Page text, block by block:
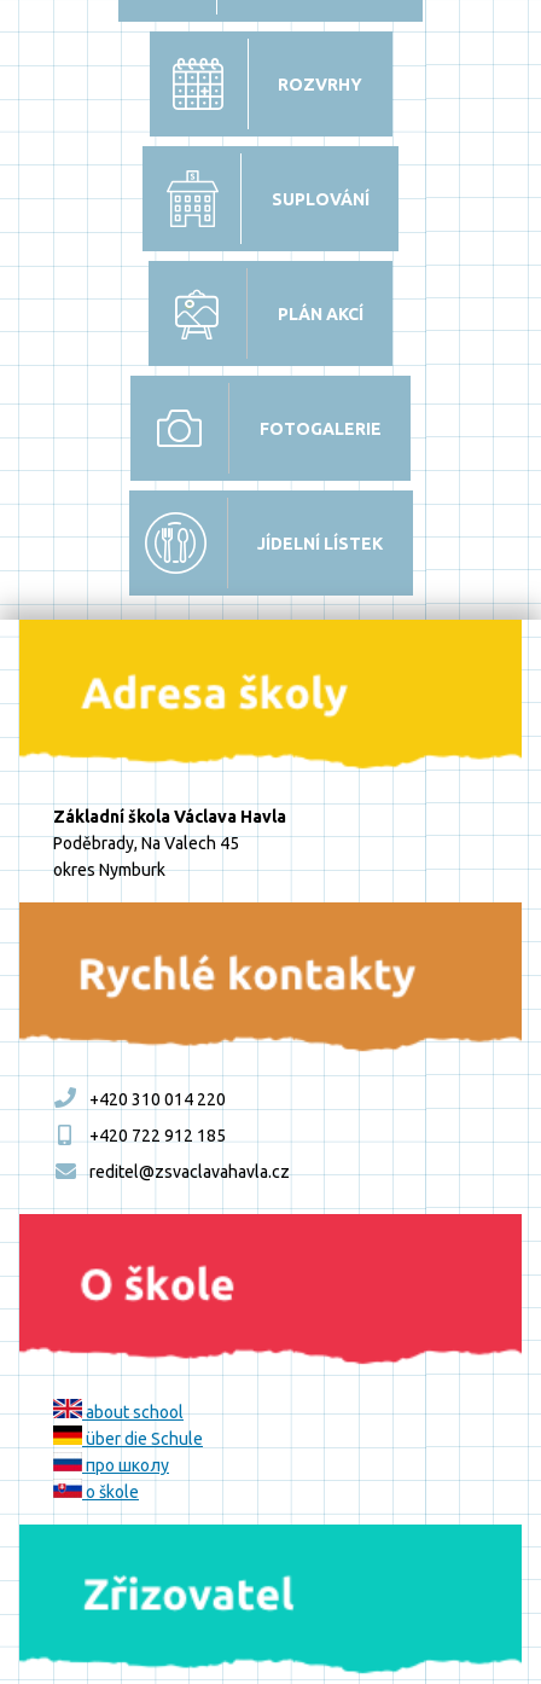
ROZVRHY
SUPLOVÁNÍ
PLÁN AKCÍ
FOTOGALERIE
JÍDELNÍ LÍSTEK
Základní škola Václava Havla
Poděbrady, Na Valech 45
okres Nymburk
+420 310 014 220
+420 722 912 185
reditel@zsvaclavahavla.cz
about school
über die Schule
про школу
o škole